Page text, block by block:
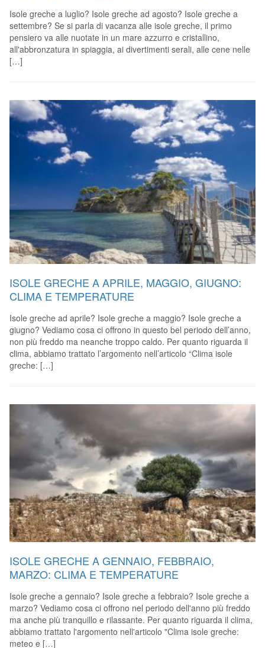
Isole greche a luglio? Isole greche ad agosto? Isole greche a
settembre? Se si parla di vacanza alle isole greche, il primo
pensiero va alle nuotate in un mare azzurro e cristallino,
all'abbronzatura in spiaggia, ai divertimenti serali, alle cene nelle
[…]
ISOLE GRECHE A APRILE, MAGGIO, GIUGNO:
CLIMA E TEMPERATURE
Isole greche ad aprile? Isole greche a maggio? Isole greche a
giugno? Vediamo cosa ci offrono in questo bel periodo dell’anno,
non più freddo ma neanche troppo caldo. Per quanto riguarda il
clima, abbiamo trattato l’argomento nell’articolo “Clima isole
greche: […]
ISOLE GRECHE A GENNAIO, FEBBRAIO,
MARZO: CLIMA E TEMPERATURE
Isole greche a gennaio? Isole greche a febbraio? Isole greche a
marzo? Vediamo cosa ci offrono nel periodo dell'anno più freddo
ma anche più tranquillo e rilassante. Per quanto riguarda il clima,
abbiamo trattato l'argomento nell'articolo "Clima isole greche:
meteo e […]